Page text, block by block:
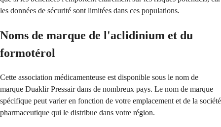
les données de sécurité sont limitées dans ces populations.
Noms de marque de l'aclidinium et du
formotérol
Cette association médicamenteuse est disponible sous le nom de
marque Duaklir Pressair dans de nombreux pays. Le nom de marque
spécifique peut varier en fonction de votre emplacement et de la société
pharmaceutique qui le distribue dans votre région.